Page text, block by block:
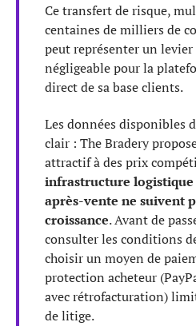
Ce transfert de risque,
centaines de milliers de
peut représenter un
négligeable pour la
direct de sa base clients.
Les données disponibles
clair : The Bradery
attractif à des prix
infrastructure logistique
après-vente ne suivent
croissance. Avant de
consulter les conditions
choisir un moyen de
protection acheteur
avec rétrofacturation)
de litige.